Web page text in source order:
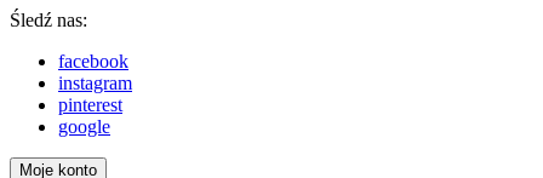
Śledź nas:
facebook
instagram
pinterest
google
Moje konto